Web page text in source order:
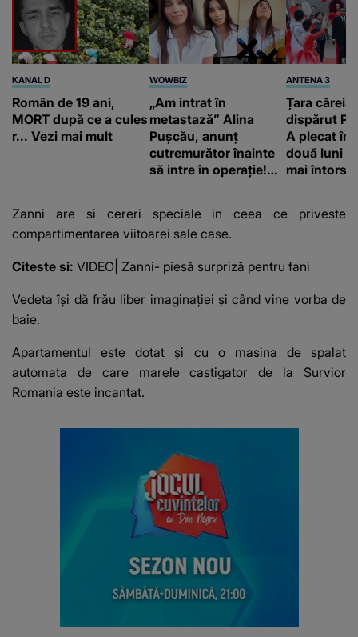
KANAL D
Român de 19 ani,
MORT după ce a cules
r... Vezi mai mult
WOWBIZ
„Am intrat în
metastază” Alina
Pușcău, anunț
cutremurător înainte
să intre în operație!
fanilor
ANTENA 3
Țara căreia
dispărut
A plecat în
două luni
mai întors
Zanni are si cereri speciale in ceea ce priveste
compartimentarea viitoarei sale case.
Citeste si: VIDEO| Zanni- piesă surpriză pentru fani
Vedeta își dă frău liber imaginației și când vine vorba de
baie.
Apartamentul este dotat și cu o masina de spalat
automata de care marele castigator de la Survior
Romania este incantat.